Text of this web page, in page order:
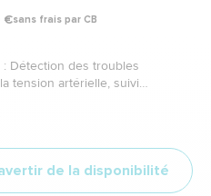
€sans frais par CB
Détection des troubles
tension artérielle, suivi
de la disponibilité